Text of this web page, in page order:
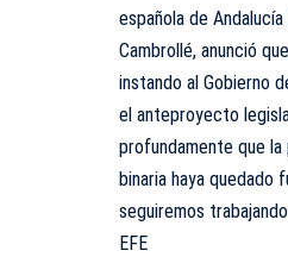
española de
Cambrollé, anunció
instando al Gobierno
el anteproyecto
profundamente que
binaria haya quedado
seguiremos
EFE